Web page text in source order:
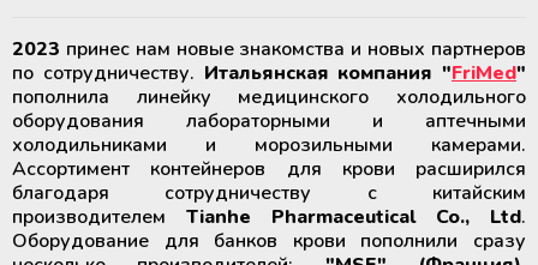
2023 принес нам новые знакомства и новых партнеров
по сотрудничеству. Итальянская компания "FriMed"
пополнила линейку медицинского холодильного
оборудования лабораторными и аптечными
холодильниками и морозильными камерами.
Ассортимент контейнеров для крови расширился
благодаря сотрудничеству с китайским
производителем Tianhe Pharmaceutical Co., Ltd.
Оборудование для банков крови пополнили сразу